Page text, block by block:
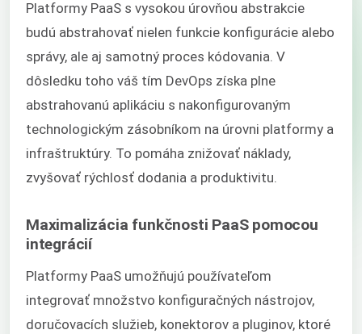
Platformy PaaS s vysokou úrovňou abstrakcie
budú abstrahovať nielen funkcie konfigurácie alebo
správy, ale aj samotný proces kódovania. V
dôsledku toho váš tím DevOps získa plne
abstrahovanú aplikáciu s nakonfigurovaným
technologickým zásobníkom na úrovni platformy a
infraštruktúry. To pomáha znižovať náklady,
zvyšovať rýchlosť dodania a produktivitu.
Maximalizácia funkčnosti PaaS pomocou
integrácií
Platformy PaaS umožňujú používateľom
integrovať množstvo konfiguračných nástrojov,
doručovacích služieb, konektorov a pluginov, ktoré